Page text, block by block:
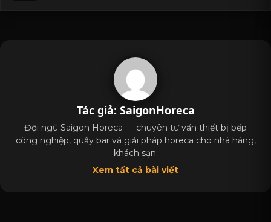
Tác giả: SaigonHoreca
Đội ngũ Saigon Horeca — chuyên tư vấn thiết bị bếp
công nghiệp, quầy bar và giải pháp horeca cho nhà hàng,
khách sạn.
Xem tất cả bài viết